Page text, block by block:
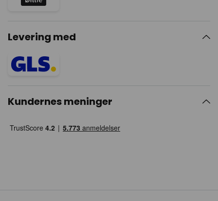
Levering med
Kundernes meninger